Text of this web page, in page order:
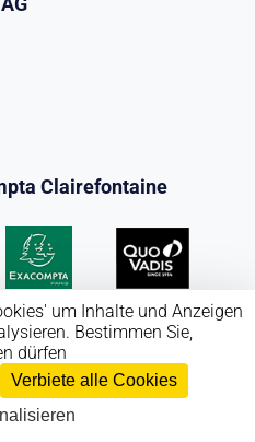
Clairefontaine
Schweiz AG 2026
um Inhalte und Anzeigen
Bestimmen Sie,
dürfen
Verbiete alle Cookies